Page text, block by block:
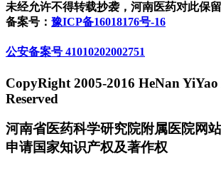
未经允许不得转载抄袭，河南医药对此保
备案号： 豫ICP备16018176号-16
公安备案号 41010202002751
CopyRight 2005-2016 HeNan
Reserved
河南省医药科学研究院附属医院网
申请国家知识产权及著作权